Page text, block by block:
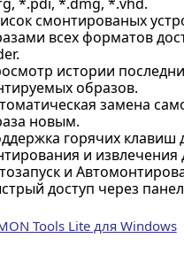
смонтированых
всех форматов
истории
образов.
замена
новым.
горячих клавиш
и извлечения
и
доступ через
Tools Lite для Windows